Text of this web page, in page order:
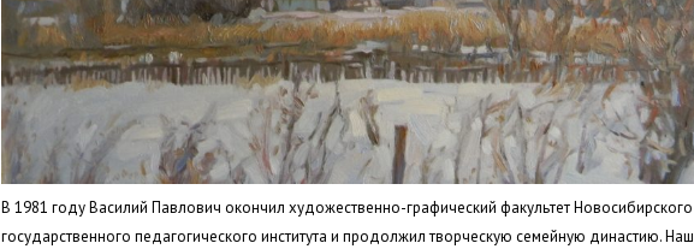
В 1981 году Василий Павлович окончил художественно-графический факультет Новосибирского
государственного педагогического института и продолжил творческую семейную династию. Наш